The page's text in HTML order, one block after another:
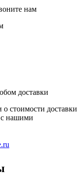
нам
доставки
стоимости доставки
с нашими